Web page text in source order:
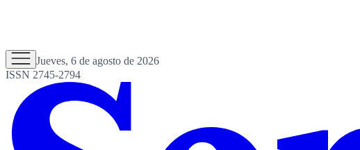
Jueves, 6 de agosto de 2026
ISSN 2745-2794